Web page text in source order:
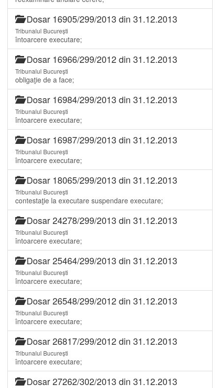
Dosar 16905/299/2013 din 31.12.2013
Tribunalul București
întoarcere executare;
Dosar 16966/299/2012 din 31.12.2013
Tribunalul București
obligaţie de a face;
Dosar 16984/299/2013 din 31.12.2013
Tribunalul București
întoarcere executare;
Dosar 16987/299/2013 din 31.12.2013
Tribunalul București
întoarcere executare;
Dosar 18065/299/2013 din 31.12.2013
Tribunalul București
contestaţie la executare suspendare executare;
Dosar 24278/299/2013 din 31.12.2013
Tribunalul București
întoarcere executare;
Dosar 25464/299/2013 din 31.12.2013
Tribunalul București
întoarcere executare;
Dosar 26548/299/2012 din 31.12.2013
Tribunalul București
întoarcere executare;
Dosar 26817/299/2012 din 31.12.2013
Tribunalul București
întoarcere executare;
Dosar 27262/302/2013 din 31.12.2013